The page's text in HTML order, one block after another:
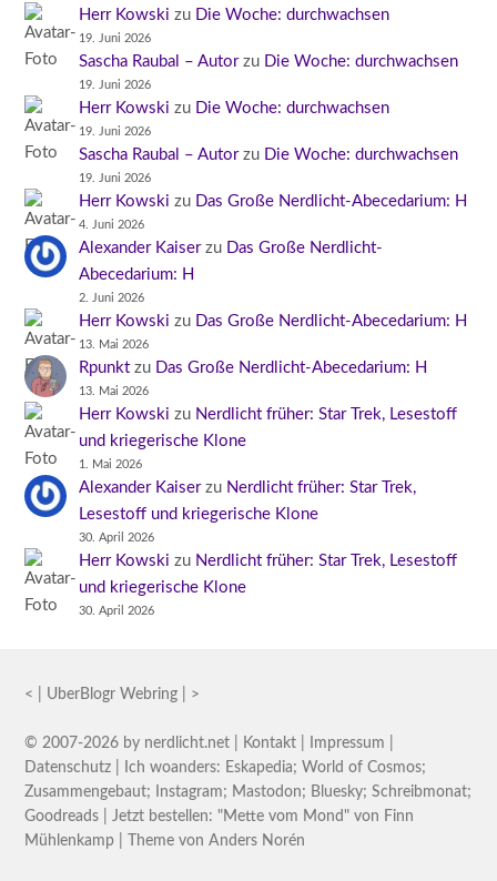
Herr Kowski zu Die Woche: durchwachsen
19. Juni 2026
Sascha Raubal – Autorzu Die Woche: durchwachsen
19. Juni 2026
Herr Kowski zu Die Woche: durchwachsen
19. Juni 2026
Sascha Raubal – Autorzu Die Woche: durchwachsen
19. Juni 2026
Herr Kowski zu Das Große Nerdlicht-Abecedarium: H
4. Juni 2026
Alexander Kaiserzu Das Große Nerdlicht-
Abecedarium: H
2. Juni 2026
Herr Kowski zu Das Große Nerdlicht-Abecedarium: H
13. Mai 2026
Rpunkt zu Das Große Nerdlicht-Abecedarium: H
13. Mai 2026
Herr Kowski zu Nerdlicht früher: Star Trek, Lesestoff
und kriegerische Klone
1. Mai 2026
Alexander Kaiserzu Nerdlicht früher: Star Trek,
Lesestoff und kriegerische Klone
30. April 2026
Herr Kowski zu Nerdlicht früher: Star Trek, Lesestoff
und kriegerische Klone
30. April 2026
< UberBlogr Webring >
© 2007-2026 by nerdlicht.net Kontakt Impressum
Datenschutz | Ich woanders: Eskapedia; World of Cosmos;
Zusammengebaut; Instagram; Mastodon; Bluesky;Schreibmonat;
Goodreads | Jetzt bestellen: "Mette vom Mond" von Finn
Mühlenkamp | Theme vonAnders Norén